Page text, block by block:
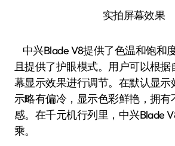
实拍屏幕效果
中兴Blade V8提供了色温和饱和
且提供了护眼模式。用户可以根
幕显示效果进行调节。在默认显示
示略有偏冷，显示色彩鲜艳，拥有
感。在千元机行列里，中兴Blade
乘。